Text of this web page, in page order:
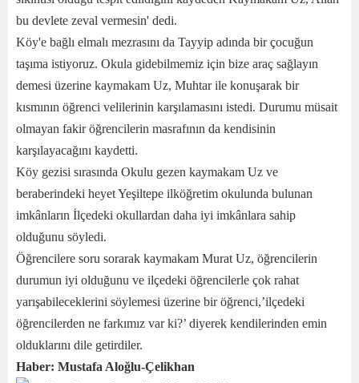
bu devlete zeval vermesin' dedi.
Köy'e bağlı elmalı mezrasını da Tayyip adında bir çocuğun
taşıma istiyoruz. Okula gidebilmemiz için bize araç sağlayın
demesi üzerine kaymakam Uz, Muhtar ile konuşarak bir
kısmının öğrenci velilerinin karşılamasını istedi. Durumu müsait
olmayan fakir öğrencilerin masrafının da kendisinin
karşılayacağını kaydetti.
Köy gezisi sırasında Okulu gezen kaymakam Uz ve
beraberindeki heyet Yeşiltepe ilköğretim okulunda bulunan
imkânların İlçedeki okullardan daha iyi imkânlara sahip
olduğunu söyledi.
Öğrencilere soru sorarak kaymakam Murat Uz, öğrencilerin
durumun iyi olduğunu ve ilçedeki öğrencilerle çok rahat
yarışabileceklerini söylemesi üzerine bir öğrenci,’ilçedeki
öğrencilerden ne farkımız var ki?’ diyerek kendilerinden emin
olduklarını dile getirdiler.
Haber: Mustafa Aloğlu-Çelikhan